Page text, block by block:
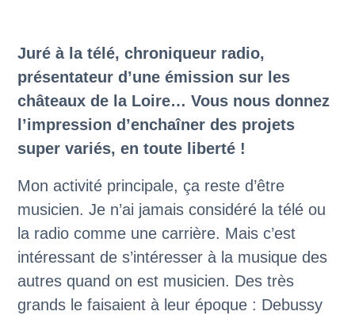
Juré à la télé, chroniqueur radio,
présentateur d’une émission sur les
châteaux de la Loire… Vous nous donnez
l’impression d’enchaîner des projets
super variés, en toute liberté !
Mon activité principale, ça reste d’être
musicien. Je n’ai jamais considéré la télé ou
la radio comme une carrière. Mais c’est
intéressant de s’intéresser à la musique des
autres quand on est musicien. Des très
grands le faisaient à leur époque : Debussy